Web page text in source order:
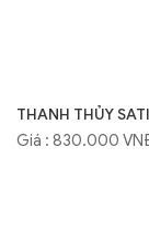
THANH THỦY
Giá : 830.000